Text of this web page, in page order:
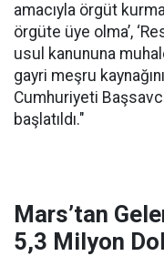
amacıyla örgüt
örgüte üye olma’,
usul kanununa
gayri meşru
Cumhuriyeti
başlatıldı."
Mars’tan
5,3 Milyon